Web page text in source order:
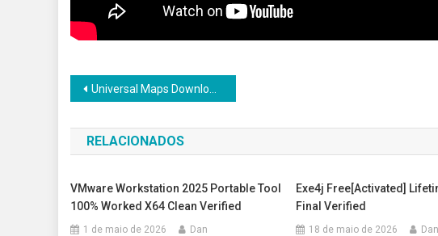
Navegação
de
Post
Universal Maps Downloader Crack [Clean] [x86-x64] [Final] Bypass
RELACIONADOS
VMware Workstation 2025 Portable Tool
100% Worked X64 Clean Verified
1 de maio de 2026 Dan
Exe4j Free[Activated]
Final Verified
18 de maio de 2026 Dan